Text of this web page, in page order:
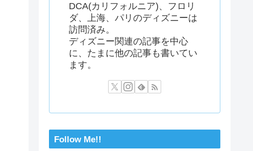
DCA(カリフォルニア)、フロリ
ダ、上海、パリのディズニーは
訪問済み。
ディズニー関連の記事を中心
に、たまに他の記事も書いてい
ます。
Follow Me!!